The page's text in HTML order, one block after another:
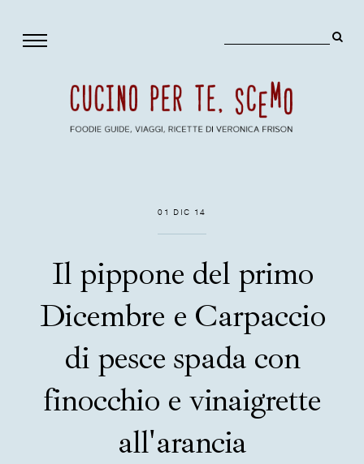
01 DIC 14
Il pippone del primo
Dicembre e Carpaccio
di pesce spada con
finocchio e vinaigrette
all'arancia